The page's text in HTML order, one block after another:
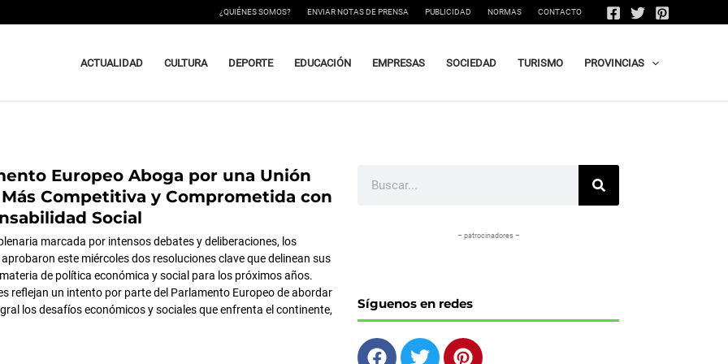
¿QUIÉNES SOMOS? ENVIAR NOTAS DE PRENSA PUBLICIDAD NORMAS CONTACTO
ACTUALIDAD CULTURA DEPORTE EDUCACIÓN EMPRESAS SOCIEDAD TURISMO PROVINCIAS
Europeo Aboga por una Unión
Competitiva y Comprometida con
Social
marcada por intensos debates y deliberaciones, los
este miércoles dos resoluciones clave que delinean sus
de política económica y social para los próximos años.
reflejan un intento por parte del Parlamento Europeo de abordar
los desafíos económicos y sociales que enfrenta el continente,
PáginaPágina
– patrocinadores –
Síguenos en redes
F
T
P